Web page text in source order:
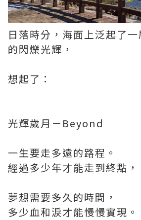
日落時分，海面上泛起了
的閃爍光輝，
想起了：
光輝歲月－Beyond
一生要走多遠的路程。
經過多少年才能走到終點，
夢想需要多久的時間，
多少血和淚才能慢慢實現。